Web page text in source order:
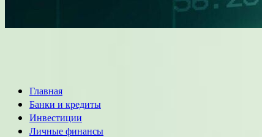
Основное
меню
Главная
Банки и кредиты
Инвестиции
Личные финансы